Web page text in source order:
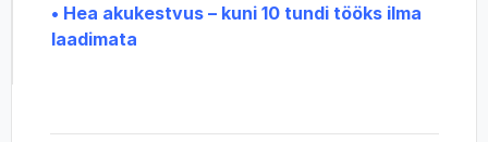
• Hea akukestvus – kuni 10 tundi tööks ilma
laadimata